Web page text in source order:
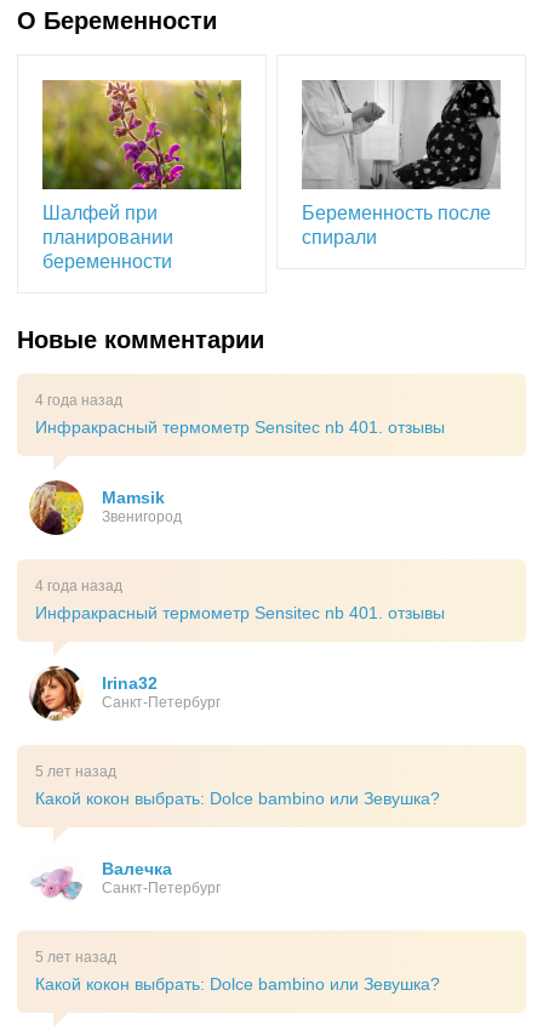
О Беременности
Шалфей при
планировании
беременности
Беременность после
спирали
Новые комментарии
4 года назад
Инфракрасный термометр Sensitec nb 401. отзывы
Mamsik
Звенигород
4 года назад
Инфракрасный термометр Sensitec nb 401. отзывы
Irina32
Санкт-Петербург
5 лет назад
Какой кокон выбрать: Dolce bambino или Зевушка?
Валечка
Санкт-Петербург
5 лет назад
Какой кокон выбрать: Dolce bambino или Зевушка?